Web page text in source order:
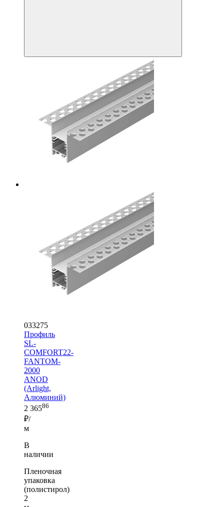
033275
Профиль
SL-
COMFORT22-
FANTOM-
2000
ANOD
(Arlight,
Алюминий)
2 36586
₽/
м
В
наличии
Пленочная
упаковка
(полистирол)
2